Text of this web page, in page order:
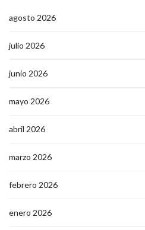
agosto 2026
julio 2026
junio 2026
mayo 2026
abril 2026
marzo 2026
febrero 2026
enero 2026